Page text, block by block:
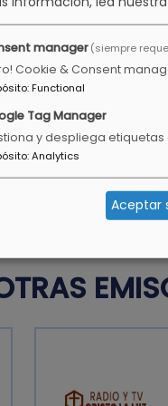
ojos han visto a
manager(siempre
Cookie & Consent
:Functional
Tag Manager
y despliega etiquetas
:Analytics
Aceptar